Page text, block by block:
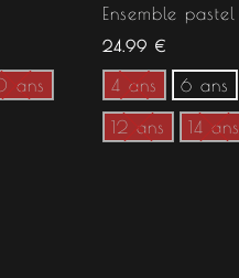
ans
Ensemble pastel
24.99 €
4 ans 6 ans
12 ans 14 ans